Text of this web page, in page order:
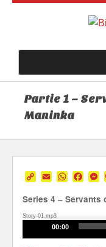
Partie 1 –
Maninka
CopyEmail
Series 4 – Servants
Story-01.mp3
00:00